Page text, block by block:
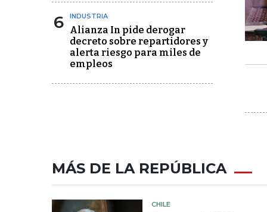
6 INDUSTRIA
Alianza In pide derogar
decreto sobre repartidores y
alerta riesgo para miles de
empleos
MÁS DE LA REPÚBLICA
CHILE